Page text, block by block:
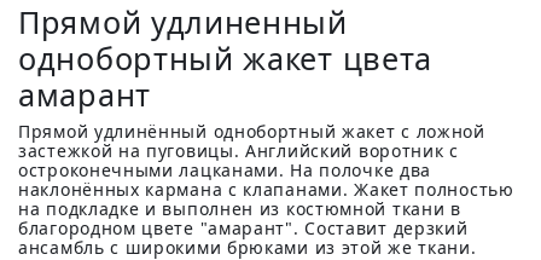
Прямой удлиненный
однобортный жакет цвета
амарант
Прямой удлинённый однобортный жакет с ложной
застежкой на пуговицы. Английский воротник с
остроконечными лацканами. На полочке два
наклонённых кармана с клапанами. Жакет полностью
на подкладке и выполнен из костюмной ткани в
благородном цвете "амарант". Составит дерзкий
ансамбль с широкими брюками из этой же ткани.